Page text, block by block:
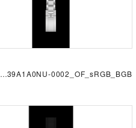
M7939A1A0NU-0002_OF_sRGB_BGB